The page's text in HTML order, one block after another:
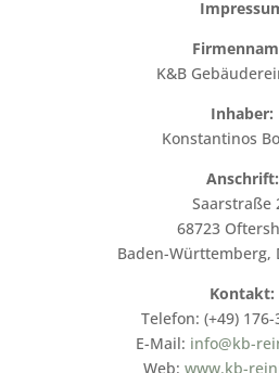
K&B
Inhaber:
Konstantinos
Anschrift:
Saarstraße
68723
Baden-Württemberg,
Kontakt:
Telefon: (+49)
E-Mail: info@kb-
Web: www.kb-